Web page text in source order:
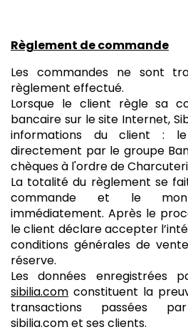
Règlement de commande
Les commandes ne sont
règlement effectué.
Lorsque le client règle sa
bancaire sur le site Internet,
informations du client :
directement par le groupe
chèques à l'ordre de
La totalité du règlement se
commande et le
immédiatement. Après le
le client déclare accepter
conditions générales de
réserve.
Les données enregistrées
sibilia.com constituent la
transactions passées
sibilia.com et ses clients.